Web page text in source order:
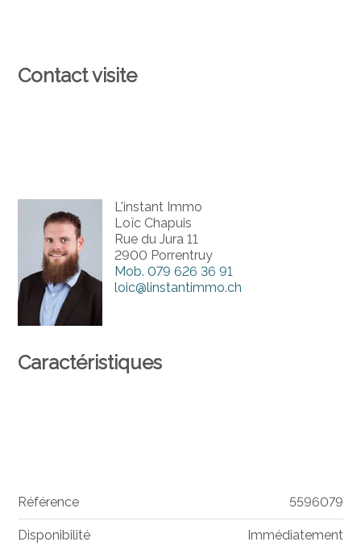
Contact visite
L'instant Immo
Loïc Chapuis
Rue du Jura 11
2900 Porrentruy
Mob. 079 626 36 91
loic@linstantimmo.ch
Caractéristiques
Référence 5596079
Disponibilité Immédiatement